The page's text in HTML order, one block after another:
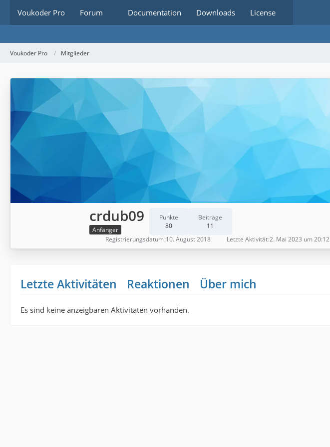
Voukoder Pro Forum Documentation Downloads License
Voukoder Pro Mitglieder
crdub09
Anfänger
Punkte
80
Beiträge
11
Registrierungsdatum 10. August 2018 Letzte Aktivität 2. Mai 2023 um 20:12
Letzte Aktivitäten Reaktionen Über mich
Es sind keine anzeigbaren Aktivitäten vorhanden.